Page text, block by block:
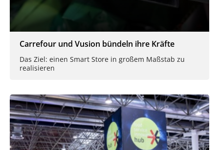
Carrefour und Vusion bündeln ihre Kräfte
Das Ziel: einen Smart Store in großem Maßstab zu
realisieren